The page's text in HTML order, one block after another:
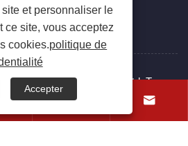
Hanxin Cookware Co., Ltd. Tous
droits réservés.
XMLpolitique de confidentialité
 
et personnaliser le
ce site, vous acceptez
cookies.politique de
Accepter